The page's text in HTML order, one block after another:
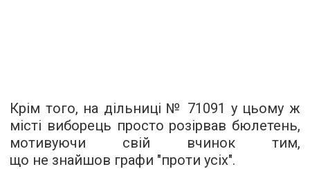
Крім того, на дільниці № 71091 у цьому ж
місті виборець просто розірвав бюлетень,
мотивуючи свій вчинок тим,
що не знайшов графи "проти усіх".